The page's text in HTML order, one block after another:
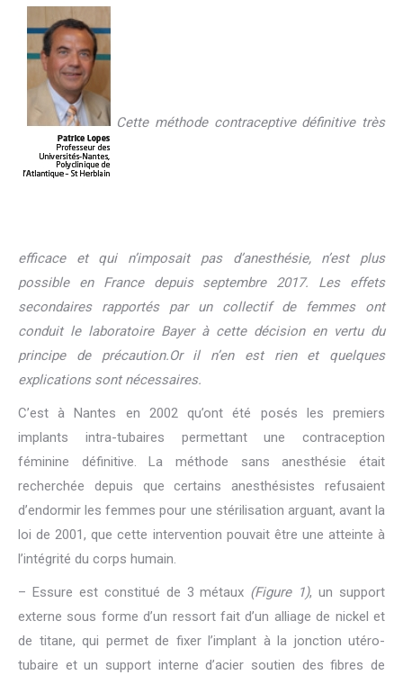
Cette méthode contraceptive définitive très
efficace et qui n’imposait pas d’anesthésie, n’est plus
possible en France depuis septembre 2017. Les effets
secondaires rapportés par un collectif de femmes ont
conduit le laboratoire Bayer à cette décision en vertu du
principe de précaution.Or il n’en est rien et quelques
explications sont nécessaires.
C’est à Nantes en 2002 qu’ont été posés les premiers
implants intra-tubaires permettant une contraception
féminine définitive. La méthode sans anesthésie était
recherchée depuis que certains anesthésistes refusaient
d’endormir les femmes pour une stérilisation arguant, avant la
loi de 2001, que cette intervention pouvait être une atteinte à
l’intégrité du corps humain.
– Essure est constitué de 3 métaux (Figure 1), un support
externe sous forme d’un ressort fait d’un alliage de nickel et
de titane, qui permet de fixer l’implant à la jonction utéro-
tubaire et un support interne d’acier soutien des fibres de